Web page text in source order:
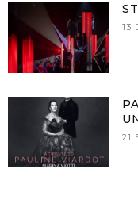
13
21